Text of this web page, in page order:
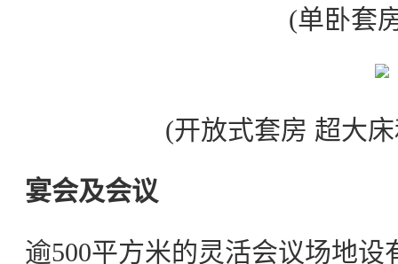
(单卧套
(开放式套房 超大
宴会及会议
逾500平方米的灵活会议场地